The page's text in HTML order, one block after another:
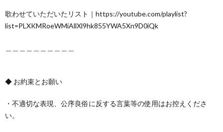
歌わせていただいたリスト｜https://youtube.com/playlist?
list=PLXKMRoeWMiAllXl9hk855YWA5Xn9D0iQk
◆ お約束とお願い
・不適切な表現、公序良俗に反する言葉等の使用はお控えくださ
い。